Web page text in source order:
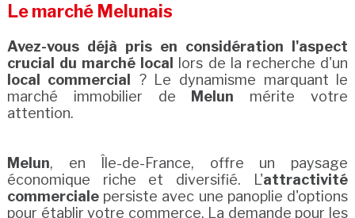
Le marché Melunais
Avez-vous déjà pris en considération l'aspect
crucial du marché local
lors de la recherche d'un
local commercial
? Le dynamisme marquant le
marché immobilier de
Melun mérite votre
attention.
Melun, en Île-de-France, offre un paysage
économique riche et diversifié. L'attractivité
commercialepersiste avec une panoplie d'options
pour établir votre commerce. La demande pour les